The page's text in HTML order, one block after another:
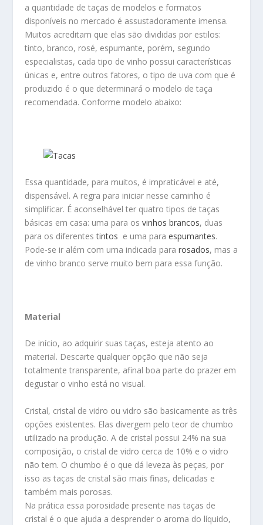
a quantidade de taças de modelos e formatos
disponíveis no mercado é assustadoramente imensa.
Muitos acreditam que elas são divididas por estilos:
tinto, branco, rosé, espumante, porém, segundo
especialistas, cada tipo de vinho possui características
únicas e, entre outros fatores, o tipo de uva com que é
produzido é o que determinará o modelo de taça
recomendada. Conforme modelo abaixo:
Essa quantidade, para muitos, é impraticável e até,
dispensável. A regra para iniciar nesse caminho é
simplificar. É aconselhável ter quatro tipos de taças
básicas em casa: uma para osvinhos brancos, duas
para os diferentestintos e uma paraespumantes.
Pode-se ir além com uma indicada pararosados, mas a
de vinho branco serve muito bem para essa função.
Material
De início, ao adquirir suas taças, esteja atento ao
material. Descarte qualquer opção que não seja
totalmente transparente, afinal boa parte do prazer em
degustar o vinho está no visual.
Cristal, cristal de vidro ou vidro são basicamente as três
opções existentes. Elas divergem pelo teor de chumbo
utilizado na produção. A de cristal possui 24% na sua
composição, o cristal de vidro cerca de 10% e o vidro
não tem. O chumbo é o que dá leveza às peças, por
isso as taças de cristal são mais finas, delicadas e
também mais porosas.
Na prática essa porosidade presente nas taças de
cristal é o que ajuda a desprender o aroma do líquido,